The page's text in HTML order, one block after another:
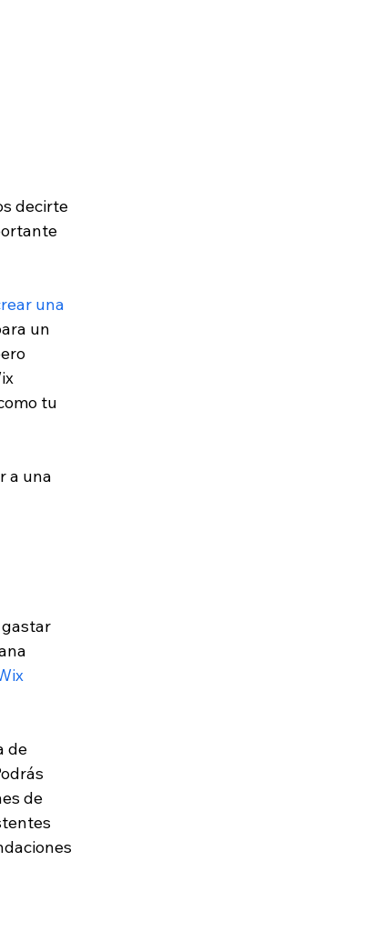
decirte
una
un
tu
a una
de
de